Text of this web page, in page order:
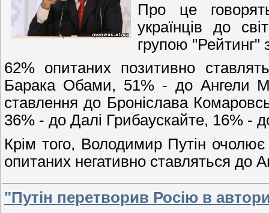
Про це
українців до
групою "Рейтинг"
62% опитаних позитивно
Барака Обами, 51% - до Ангели
ставлення до Броніслава
36% - до Далі Грибаускайте, 16% -
Крім того, Володимир Путін
опитаних негативно ставляться до
"Путін перетворив Росію в